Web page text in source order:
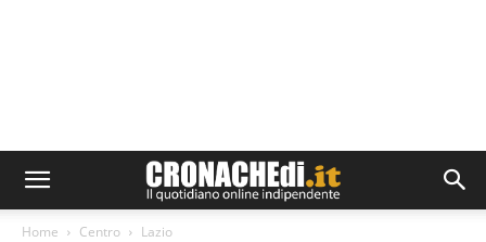
Home Centro Lazio